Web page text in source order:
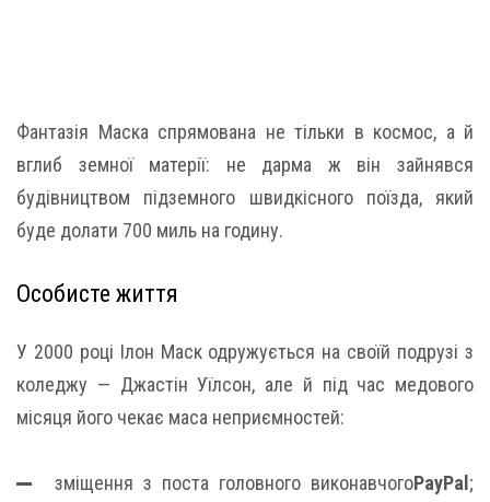
Фантазія Маска спрямована не тільки в космос, а й
вглиб земної матерії: не дарма ж він зайнявся
будівництвом підземного швидкісного поїзда, який
буде долати 700 миль на годину.
Особисте життя
У 2000 році Ілон Маск одружується на своїй подрузі з
коледжу — Джастін Уїлсон, але й під час медового
місяця його чекає маса неприємностей:
зміщення з поста головного виконавчогоPayPal;